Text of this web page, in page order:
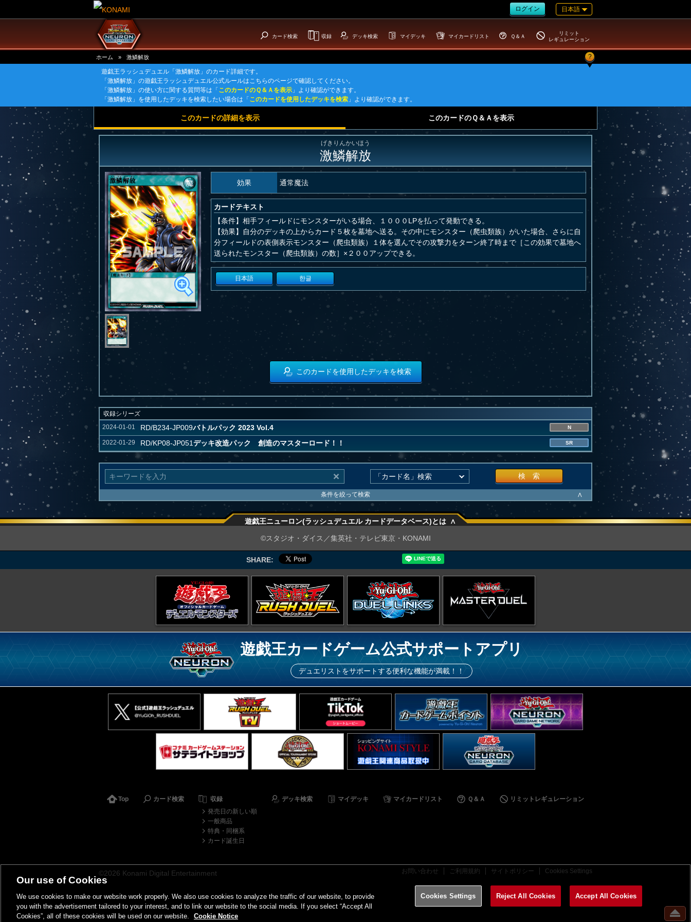
ログイン 日本語
カード検索 収録 デッキ検索 マイデッキ マイカードリスト Ｑ＆Ａ
リミット
レギュレーション
ホーム » 激鱗解放 ?
遊戯王ラッシュデュエル「激鱗解放」のカード詳細です。
「激鱗解放」の遊戯王ラッシュデュエル公式ルールはこちらのページで確認してください。
「激鱗解放」の使い方に関する質問等は「 このカードのＱ＆Ａを表示 」より確認ができます。
「激鱗解放」を使用したデッキを検索したい場合は「 このカードを使用したデッキを検索 」より確認ができます。
このカードの詳細を表示 このカードのＱ＆Ａを表示
げきりんかいほう
激鱗解放
効果 通常魔法
カードテキスト
【条件】相手フィールドにモンスターがいる場合、１０００LPを払って発動できる。
【効果】自分のデッキの上からカード５枚を墓地へ送る。その中にモンスター（爬虫類族）がいた場合、さらに自
分フィールドの表側表示モンスター（爬虫類族）１体を選んでその攻撃力をターン終了時まで［この効果で墓地へ
送られたモンスター（爬虫類族）の数］×２００アップできる。
日本語 한글
このカードを使用したデッキを検索
収録シリーズ
2024-01-01
RD/B234-JP009バトルパック 2023 Vol.4 N
2022-01-29 RD/KP08-JP051デッキ改造パック 創造のマスターロード！！ SR
検 索
条件を絞って検索 ∧
遊戯王ニューロン(ラッシュデュエル カードデータベース)とは ∧
©スタジオ・ダイス／集英社・テレビ東京・KONAMI
SHARE:
遊戯王カードゲーム公式サポートアプリ
デュエリストをサポートする便利な機能が満載！！
Top カード検索
収録
発売日の新しい順
一般商品
特典・同梱系
カード誕生日
デッキ検索 マイデッキ マイカードリスト Ｑ＆Ａ リミットレギュレーション
お問い合わせ ご利用規約 サイトポリシー Cookies Settings
©2026 Konami Digital Entertainment
Our use of Cookies
We use cookies to make our website work properly. We also use cookies to analyze the traffic of our website, to provide
you with the advertisement tailored to your interest, and to link our website to the social media. If you select “Accept All
Cookies”, all of these cookies will be used on our website.
Cookie Notice
Cookies Settings Reject All Cookies Accept All Cookies